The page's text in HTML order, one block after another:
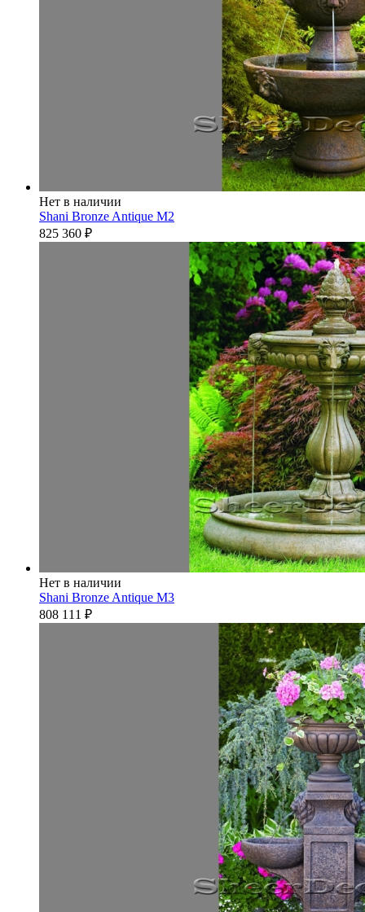
Нет в наличии
Shani Bronze Antique М2
825 360 ₽
Нет в наличии
Shani Bronze Antique М3
808 111 ₽